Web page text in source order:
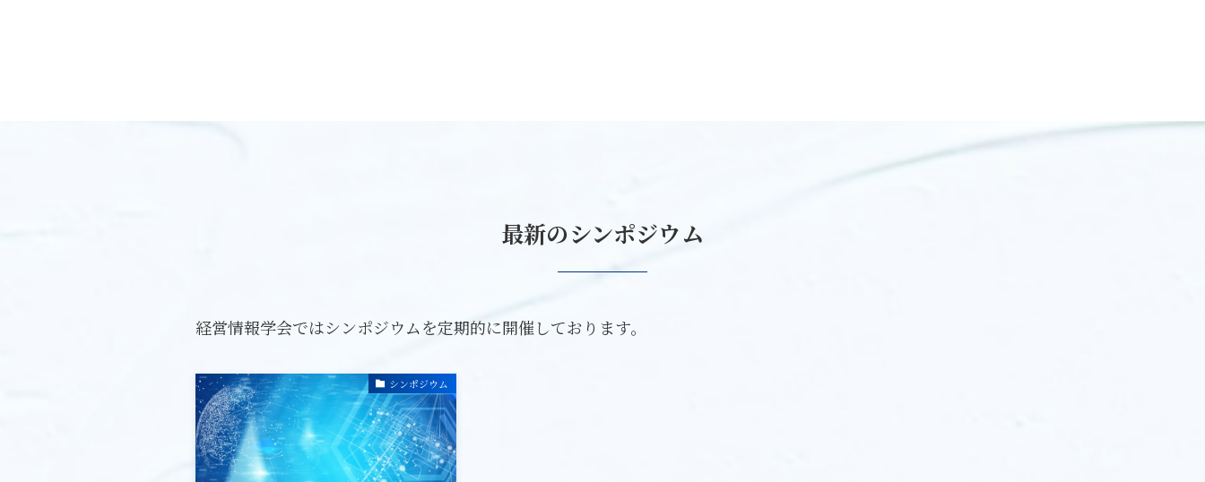
最新のシンポジウム
経営情報学会ではシンポジウムを定期的に開催しております。
シンポジウム